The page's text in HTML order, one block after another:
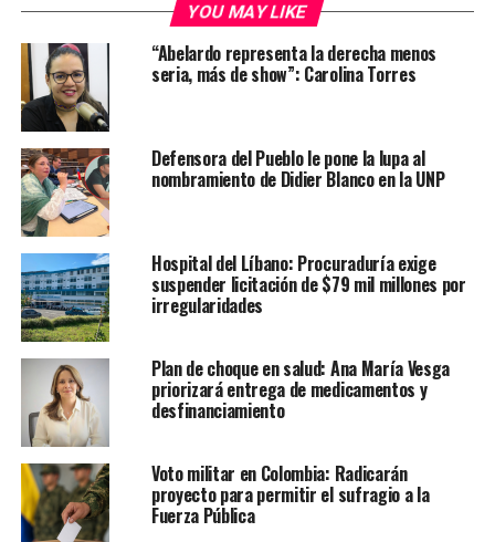
YOU MAY LIKE
“Abelardo representa la derecha menos
seria, más de show”: Carolina Torres
Defensora del Pueblo le pone la lupa al
nombramiento de Didier Blanco en la UNP
Hospital del Líbano: Procuraduría exige
suspender licitación de $79 mil millones por
irregularidades
Plan de choque en salud: Ana María Vesga
priorizará entrega de medicamentos y
desfinanciamiento
Voto militar en Colombia: Radicarán
proyecto para permitir el sufragio a la
Fuerza Pública